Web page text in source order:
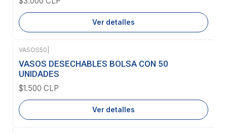
Ver detalles
Agotado
VASOS50
VASOS DESECHABLES BOLSA CON 50
UNIDADES
$1.500 CLP
Ver detalles